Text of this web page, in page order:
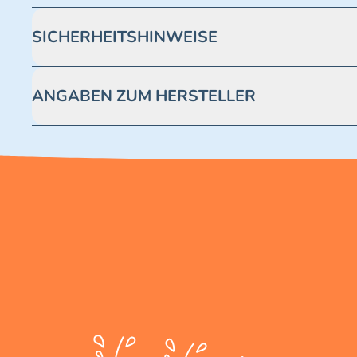
SICHERHEITSHINWEISE
ANGABEN ZUM HERSTELLER